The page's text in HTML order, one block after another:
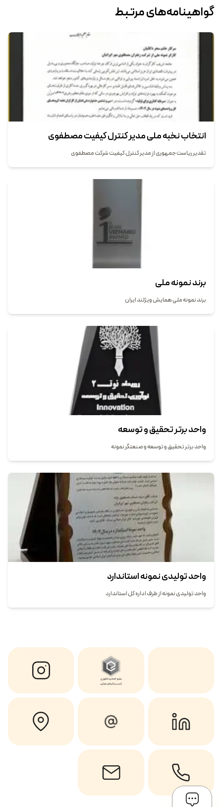
گواهینامه‌های مرتبط
انتخاب نخبه ملی مدیر کنترل کیفیت مصطفوی
تقدیر ریاست جمهوری از مدیر کنترل کیفیت شرکت مصطفوی
برند نمونه ملی
برند نمونه ملی همایش ویژلند ایران
واحد برتر تحقیق و توسعه
واحد برتر تحقیق و توسعه و صنعتگر نمونه
واحد تولیدی نمونه استاندارد
واحد تولیدی نمونه از طرف اداره کل استاندارد